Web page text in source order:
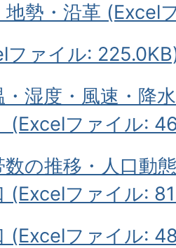
地勢・沿革 (Excel
ファイル:
湿度・風速・降
(Excelファイル:
数の推移・人口動
(Excelファイル:
(Excelファイル: